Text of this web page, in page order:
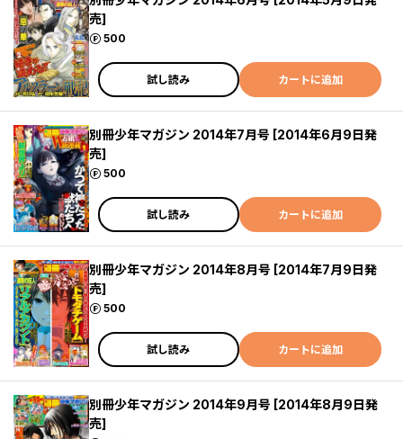
売]
500
ポイント
試し読み カートに追加
別冊少年マガジン 2014年7月号 [2014年6月9日発
売]
500
ポイント
試し読み カートに追加
別冊少年マガジン 2014年8月号 [2014年7月9日発
売]
500
ポイント
試し読み カートに追加
別冊少年マガジン 2014年9月号 [2014年8月9日発
売]